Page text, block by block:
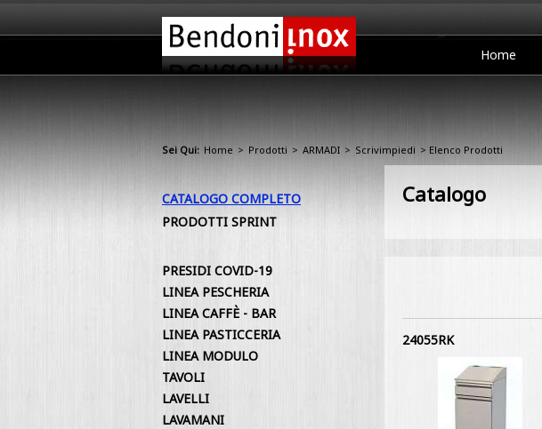
Home
Sei Qui: Home > Prodotti > ARMADI > Scrivimpiedi > Elenco Prodotti
Catalogo
24055RK
CATALOGO COMPLETO
PRODOTTI SPRINT
PRESIDI COVID-19
LINEA PESCHERIA
LINEA CAFFÈ - BAR
LINEA PASTICCERIA
LINEA MODULO
TAVOLI
LAVELLI
LAVAMANI